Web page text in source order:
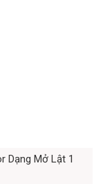
Dạng Mở Lật 1